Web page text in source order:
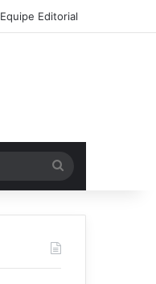
Equipe Editorial